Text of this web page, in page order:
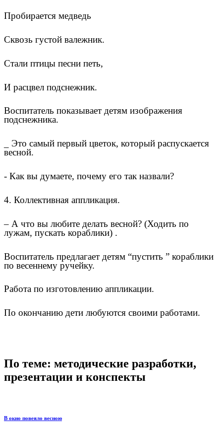
Пробирается медведь
Сквозь густой валежник.
Стали птицы песни петь,
И расцвел подснежник.
Воспитатель показывает детям изображения
подснежника.
_ Это самый первый цветок, который распускается
весной.
- Как вы думаете, почему его так назвали?
4. Коллективная аппликация.
– А что вы любите делать весной? (Ходить по
лужам, пускать кораблики) .
Воспитатель предлагает детям “пустить ” кораблики
по весеннему ручейку.
Работа по изготовлению аппликации.
По окончанию дети любуются своими работами.
По теме: методические разработки,
презентации и конспекты
В окно повеяло весною